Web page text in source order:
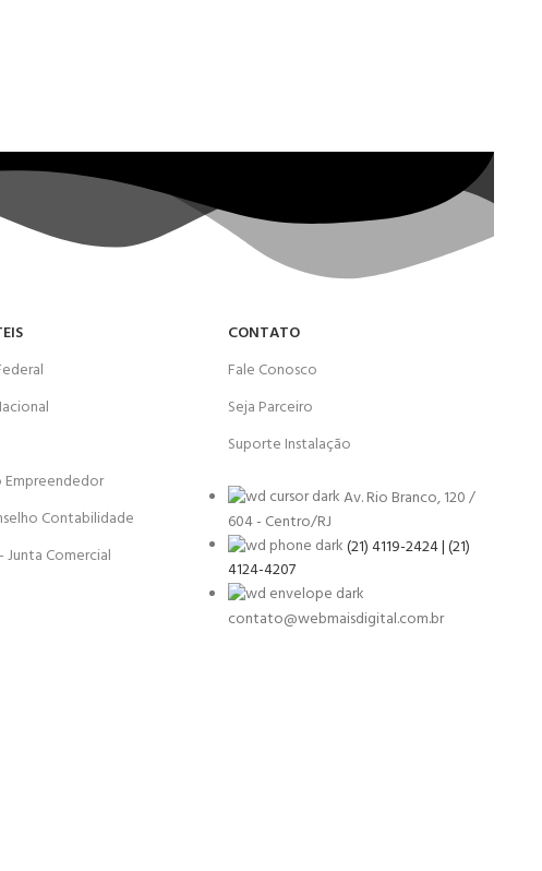
Contabilidade
Junta Comercial
CONTATO
Fale Conosco
Seja Parceiro
Suporte Instalação
Av. Rio Branco, 120 /
604 - Centro/RJ
(21) 4119-2424 | (21)
4124-4207
contato@webmaisdigital.com.br